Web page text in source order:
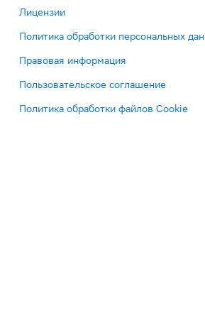
Лицензии
Политика обработки персональных
Правовая информация
Пользовательское соглашение
Политика обработки файлов Cookie